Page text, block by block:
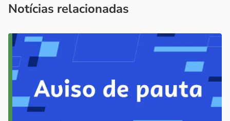
Notícias relacionadas